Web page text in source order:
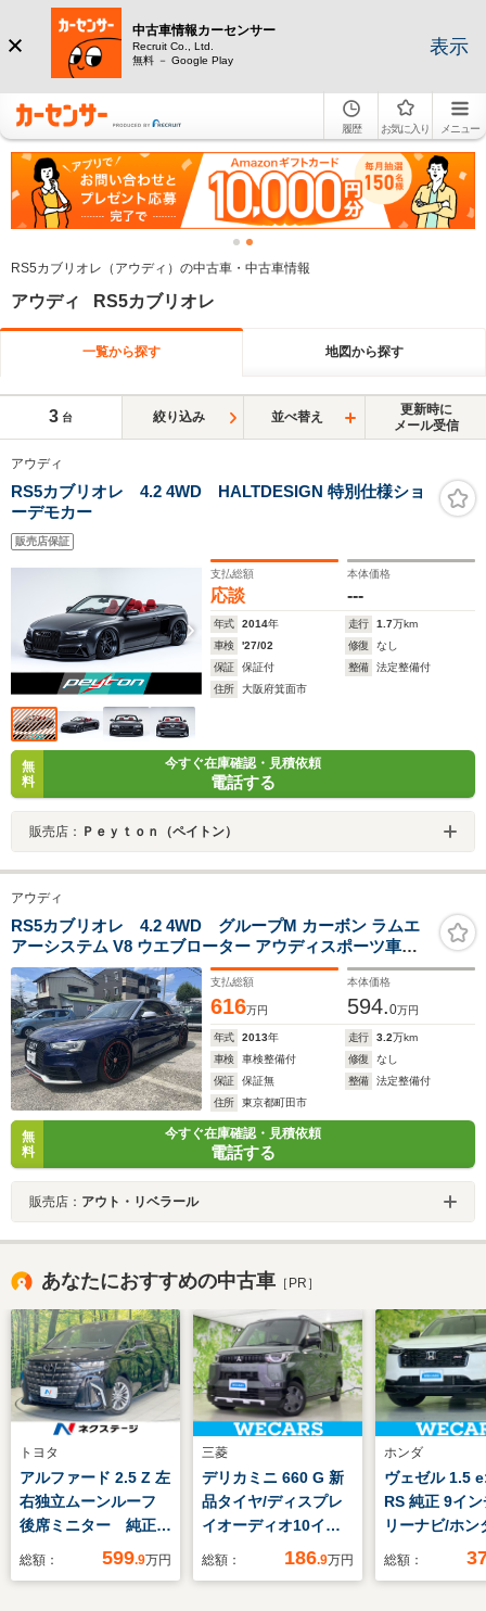
中古車情報カーセンサー
Recruit Co., Ltd.
無料 － Google Play
表示
履歴 お気に入り メニュー
RS5カブリオレ（アウディ）の中古車・中古車情報
アウディ RS5カブリオレ
一覧から探す 地図から探す
3 台 絞り込み 並べ替え
更新時に
メール受信
アウディ
RS5カブリオレ 4.2 4WD HALTDESIGN 特別仕様ショ
ーデモカー
販売店保証
支払総額
応談
本体価格
---
年式 2014年 走行 1.7万km
車検
'27/02 修復
なし
保証
保証付 整備
法定整備付
住所
大阪府箕面市
無
料
今すぐ在庫確認・見積依頼
電話する
販売店： Ｐｅｙｔｏｎ（ペイトン）
アウディ
RS5カブリオレ 4.2 4WD グループM カーボン ラムエ
アーシステム V8 ウエブローター アウディスポーツ車高
調キット カーボンリアウィング 車検対応マフラー バルブ
付 450PS カーロケ
支払総額
616万円
本体価格
594.0万円
年式 2013年 走行 3.2万km
車検
車検整備付 修復
なし
保証
保証無 整備
法定整備付
住所
東京都町田市
無
料
今すぐ在庫確認・見積依頼
電話する
販売店： アウト・リベラール
あなたにおすすめの中古車 ［PR］
トヨタ
アルファード 2.5 Z 左
右独立ムーンルーフ
後席ミニター 純正
14型ナビ 全周囲カ
総額： 599.9万円
三菱
デリカミニ 660 G 新
品タイヤ/ディスプレ
イオーディオ10イン
チ/イーアシスト(ミツ
総額： 186.9万円
ホンダ
ヴェゼル 1.5
RS 純正 9イ
リーナビ/ホン
シング/シート
総額：